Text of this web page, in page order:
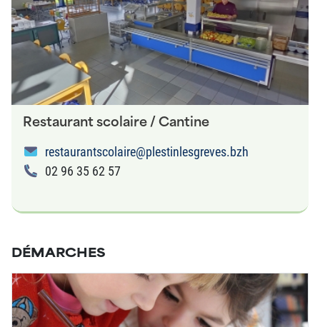
Restaurant scolaire / Cantine
restaurantscolaire@plestinlesgreves.bzh
02 96 35 62 57
DÉMARCHES